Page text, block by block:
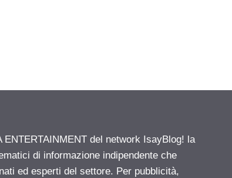
ENTERTAINMENT del network IsayBlog! la
di informazione indipendente che
ed esperti del settore. Per pubblicità,